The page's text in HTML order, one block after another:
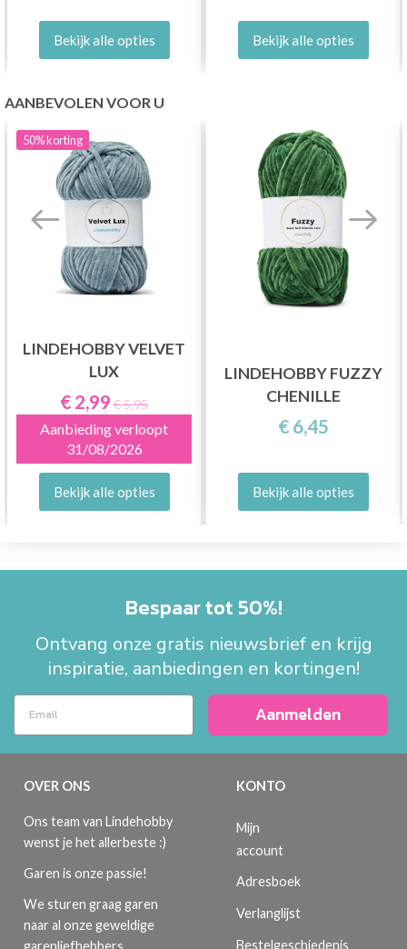
Bekijk alle opties Bekijk alle opties
AANBEVOLEN VOOR U
50%korting
LINDEHOBBY VELVET
LUX
€ 2,99 € 5,95
Aanbieding verloopt
31/08/2026
Bekijk alle opties
LINDEHOBBY FUZZY
CHENILLE
€ 6,45
Bekijk alle opties
Bespaar tot 50%!
Ontvang onze gratis nieuwsbrief en krijg
inspiratie, aanbiedingen en kortingen!
Aanmelden
OVER ONS
Ons team van Lindehobby
wenst je het allerbeste :)
Garen is onze passie!
We sturen graag garen
naar al onze geweldige
garenliefhebbers.
KONTO
Mijn
account
Adresboek
Verlanglijst
Bestelgeschiedenis